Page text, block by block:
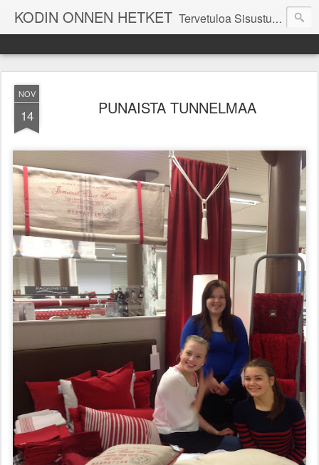
KODIN ONNEN HETKET Tervetuloa Sisustustalo Kodinonnen "kuulumisia Kodinonnesta" -sivuille. Näillä sivuilla kerromme ajankohtaisia asioita myymälämme tapahtumista. Toivottavasti viihdyt seurassamme!
NOV
14 PUNAISTA TUNNELMAA